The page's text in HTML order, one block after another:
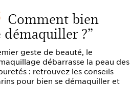
Comment bien
démaquiller ?
geste de beauté, le
débarrasse la peau des
: retrouvez les conseils
pour bien se démaquiller et